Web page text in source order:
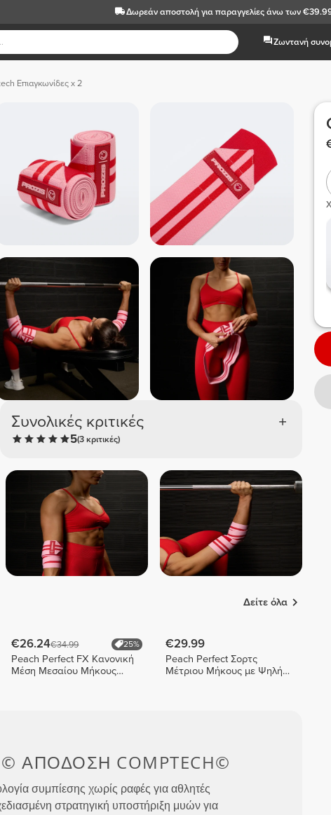
Δωρεάν αποστολήγια παραγγελίες άνω των
Ζωντανή
Επιαγκωνίδες x 2
Συνολικές κριτικές
5(3 κριτικές)
Δείτε όλα
€26.24€34.99 25%
Peach Perfect FX Κανονική
Μέση Μεσαίου Μήκους
€29.99
Peach Perfect Σορτς
Μέτριου Μήκους με Ψηλή
ΑΠΟΔΟΣΗ COMPTECH©
συμπίεσης χωρίς ραφές για αθλητές
στρατηγική υποστήριξη μυών για